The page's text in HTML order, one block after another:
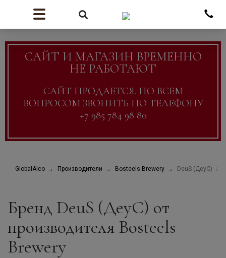
САЙТ И МАГАЗИН ВРЕМЕННО
НЕ РАБОТАЮТ
САЙТ ПРОДАЕТСЯ. ПО ВСЕМ
ВОПРОСОМ ЗВОНИТЬ ПО ТЕЛЕФОНУ
+7 985 784 98 80
GlobalAlco Производители Bosteels Brewery DeuS (ДеуС)
Бренд DeuS (ДеуС) от
производителя Bosteels
Brewery